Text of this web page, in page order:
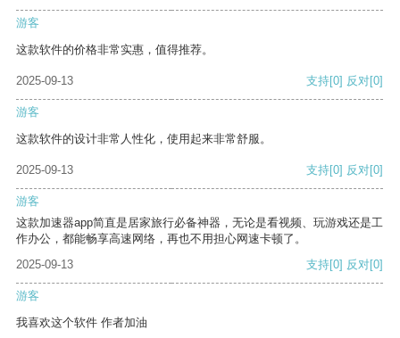
游客
这款软件的价格非常实惠，值得推荐。
2025-09-13 支持[0] 反对[0]
游客
这款软件的设计非常人性化，使用起来非常舒服。
2025-09-13 支持[0] 反对[0]
游客
这款加速器app简直是居家旅行必备神器，无论是看视频、玩游戏还是工
作办公，都能畅享高速网络，再也不用担心网速卡顿了。
2025-09-13
支持[0] 反对[0]
游客
我喜欢这个软件 作者加油